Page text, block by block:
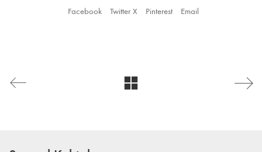
Facebook Twitter X Pinterest Email